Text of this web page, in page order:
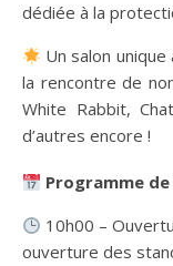
dédiée à la
Un salon
la rencontre de
White Rabbit,
d’autres encore !
Programme
10h00 –
ouverture des